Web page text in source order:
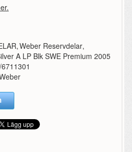
,Weber Reservdelar,
A LP Blk SWE Premium 2005